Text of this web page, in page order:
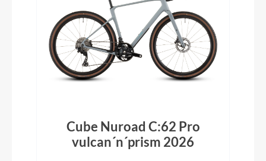
Cube Nuroad C:62 Pro
vulcan´n´prism 2026